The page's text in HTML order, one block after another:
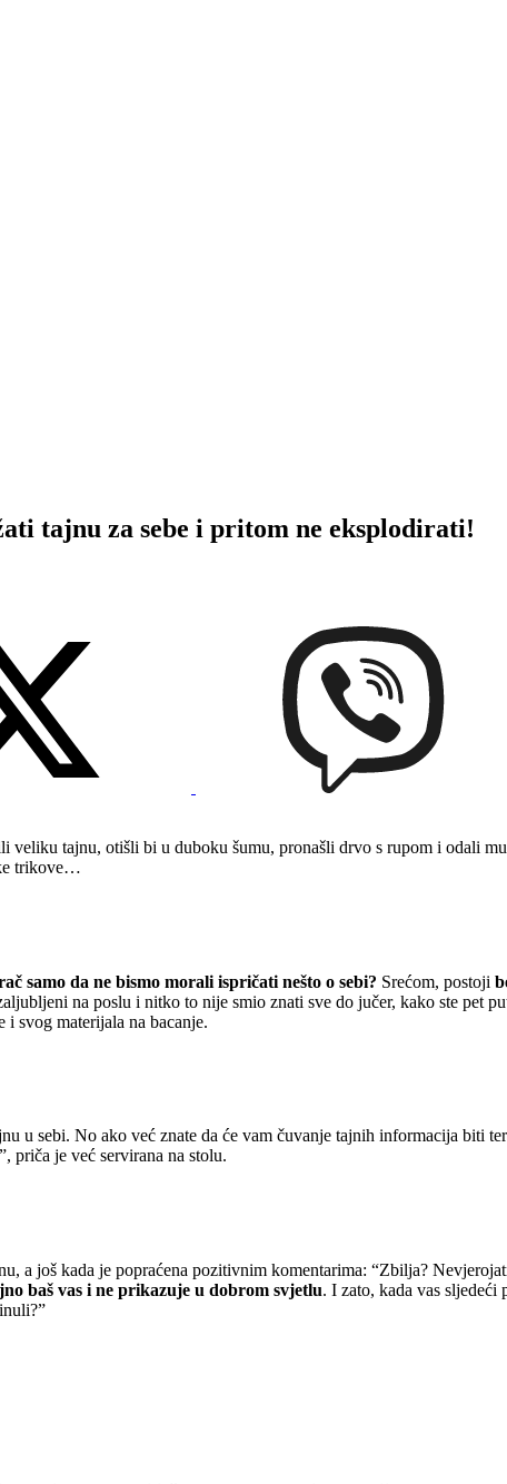
tajnu za sebe i pritom ne eksplodirati!
tajnu, otišli bi u duboku šumu, pronašli drvo s rupom i odali
trikove…
samo da ne bismo morali ispričati nešto o sebi? Srećom, postoji
na poslu i nitko to nije smio znati sve do jučer, kako ste pet
i svog materijala na bacanje.
u sebi. No ako već znate da će vam čuvanje tajnih informacija biti
priča je već servirana na stolu.
a još kada je popraćena pozitivnim komentarima: “Zbilja?
baš vas i ne prikazuje u dobrom svjetlu. I zato, kada vas sljedeći